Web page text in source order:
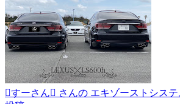
すーさん さんの エキゾーストシス